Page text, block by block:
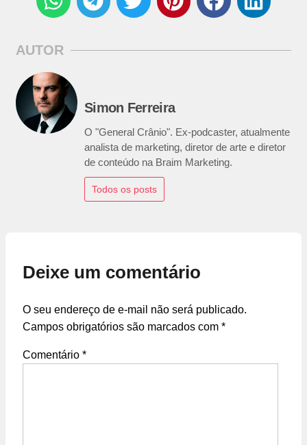
AUTOR
Simon Ferreira
O "General Crânio". Ex-podcaster, atualmente
analista de marketing, diretor de arte e diretor
de conteúdo na Braim Marketing.
Todos os posts
Deixe um comentário
O seu endereço de e-mail não será publicado.
Campos obrigatórios são marcados com *
Comentário *